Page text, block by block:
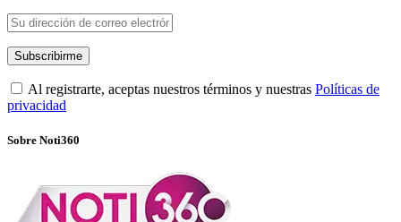
Al registrarte, aceptas nuestros términos y nuestras Políticas de
privacidad
Sobre Noti360